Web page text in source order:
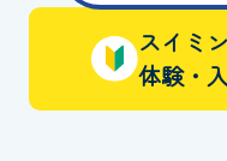
スイミ
体験・